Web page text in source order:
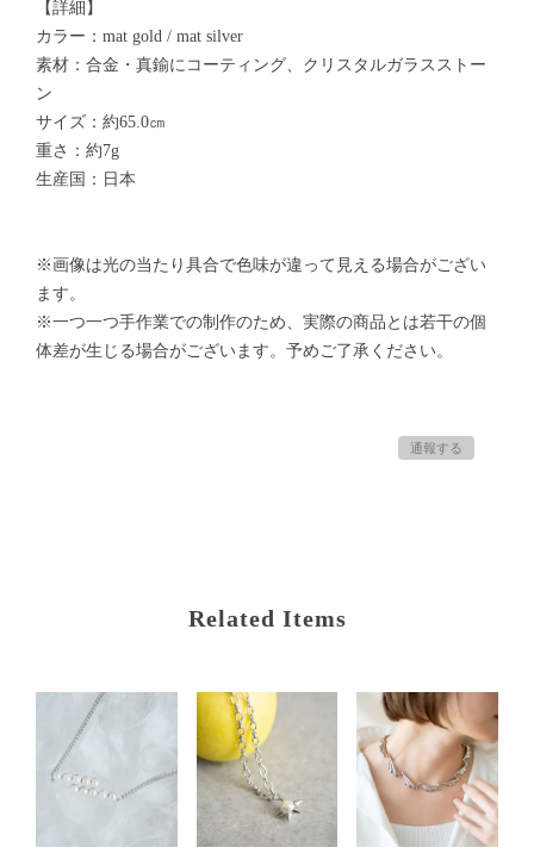
【詳細】
カラー：mat gold / mat silver
素材：合金・真鍮にコーティング、クリスタルガラスストー
ン
サイズ：約65.0㎝
重さ：約7g
生産国：日本
※画像は光の当たり具合で色味が違って見える場合がござい
ます。
※一つ一つ手作業での制作のため、実際の商品とは若干の個
体差が生じる場合がございます。予めご了承ください。
通報する
Related Items